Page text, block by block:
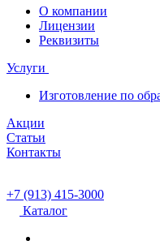
О компании
Лицензии
Реквизиты
Услуги
Изготовление по
Акции
Статьи
Контакты
+7 (913) 415-3000
Каталог